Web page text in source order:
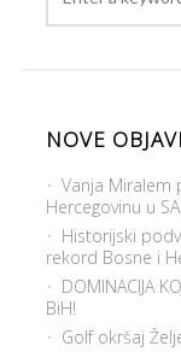
NOVE
Vanja Miralem
Hercegovinu u
Historijski
rekord Bosne i
DOMINACIJA
BiH!
Golf okršaj